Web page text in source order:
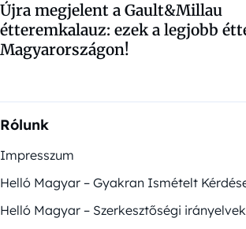
Újra megjelent a Gault&Millau
étteremkalauz: ezek a legjobb
Magyarországon!
Rólunk
Impresszum
Helló Magyar – Gyakran Ismételt
Helló Magyar – Szerkesztőségi irányelvek